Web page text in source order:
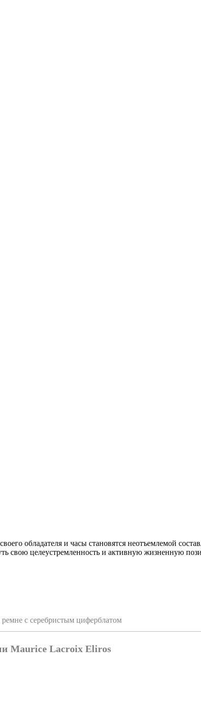
обладателя и часы становятся неотъемлемой
свою целеустремленность и активную жизненную
с серебристым циферблатом
Maurice Lacroix Eliros